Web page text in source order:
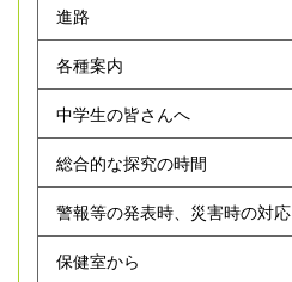
進路
各種案内
中学生の皆さんへ
総合的な探究の時間
警報等の発表時、災害時の対応
保健室から